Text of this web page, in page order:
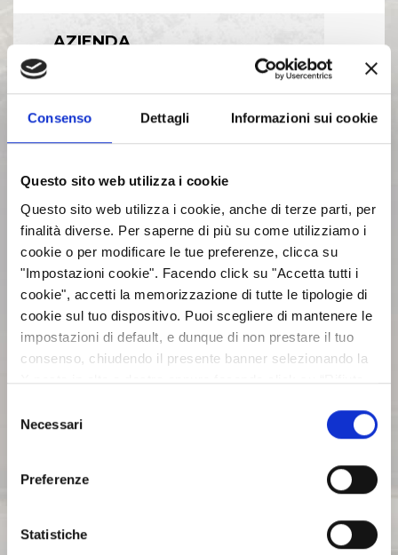
Consenso Dettagli Informazioni sui cookie
Questo sito web utilizza i cookie
Questo sito web utilizza i cookie, anche di terze parti, per
finalità diverse. Per saperne di più su come utilizziamo i
cookie o per modificare le tue preferenze, clicca su
"Impostazioni cookie". Facendo click su "Accetta tutti i
cookie", accetti la memorizzazione di tutte le tipologie di
cookie sul tuo dispositivo. Puoi scegliere di mantenere le
impostazioni di default, e dunque di non prestare il tuo
consenso, chiudendo il presente banner selezionando la
X posta in alto a destra oppure facendo click su “Rifiuta
assenza dei cookie diversi da quelli tecnici. Per maggiori
informazioni puoi consultare la nostra politica sui cookie
delNecessari
Preferenze
Statistiche
AZIENDA
INVESTOR RELATIONS
CALENDARIO EVENTI SOCIETARI
EVENTI E DOCUMENTAZIONE
DISPONIBILE
BILANCI E RELAZIONI
INTERMEDIE
ASSEMBLEE
COMUNICATI STAMPA
ARCHIVIO 2017